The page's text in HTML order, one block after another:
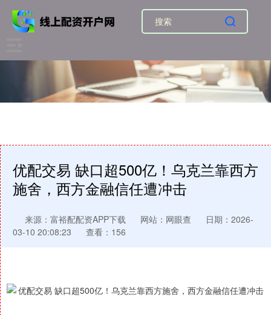
优配交易 缺口超500亿！乌克兰靠西方
施舍，西方金融信任遭冲击
来源：富裕配配资APP下载 网站：网眼查
日期：2026-
03-10 20:08:23
查看：156